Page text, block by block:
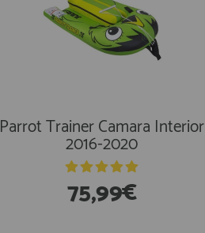
Parrot Trainer Camara Interior
2016-2020
75,99€